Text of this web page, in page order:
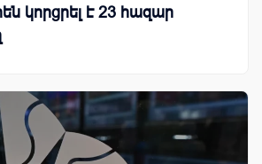
կորցրել է 23 հազար